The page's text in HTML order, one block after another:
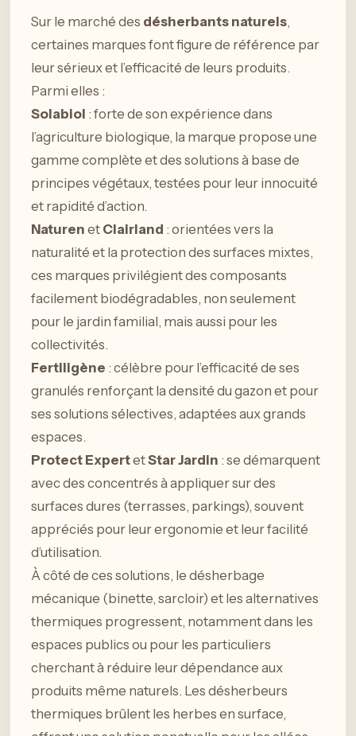
Sur le marché des désherbants naturels,
certaines marques font figure de référence par
leur sérieux et l’efficacité de leurs produits.
Parmi elles :
Solabiol : forte de son expérience dans
l’agriculture biologique, la marque propose une
gamme complète et des solutions à base de
principes végétaux, testées pour leur innocuité
et rapidité d’action.
Naturen et Clairland : orientées vers la
naturalité et la protection des surfaces mixtes,
ces marques privilégient des composants
facilement biodégradables, non seulement
pour le jardin familial, mais aussi pour les
collectivités.
Fertiligène : célèbre pour l’efficacité de ses
granulés renforçant la densité du gazon et pour
ses solutions sélectives, adaptées aux grands
espaces.
Protect ExpertetStar Jardin : se démarquent
avec des concentrés à appliquer sur des
surfaces dures (terrasses, parkings), souvent
appréciés pour leur ergonomie et leur facilité
d’utilisation.
À côté de ces solutions, le désherbage
mécanique (binette, sarcloir) et les alternatives
thermiques progressent, notamment dans les
espaces publics ou pour les particuliers
cherchant à réduire leur dépendance aux
produits même naturels. Les désherbeurs
thermiques brûlent les herbes en surface,